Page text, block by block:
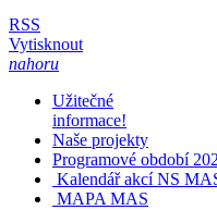
RSS
Vytisknout
nahoru
Užitečné
informace!
Naše projekty
Programové období
Kalendář akcí NS
MAPA MAS